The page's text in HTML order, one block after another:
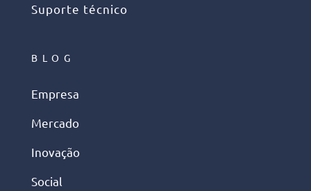
Suporte técnico
BLOG
Empresa
Mercado
Inovação
Social